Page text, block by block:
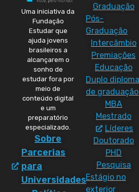
Uma iniciativa da
Fundação
Estudar que
ajuda jovens
brasileiros a
alcançarem o
sonho de
estudar fora por
meio de
conteúdo digital
e um
preparatório
especializado.
Sobre
Parcerias
para
Universidades
Graduação
Pós-
Graduação
Intercâmbio
Premiações
Educação
Duplo diploma
de graduação
MBA
Mestrado
Líderes
Doutorado
PHD
Pesquisa
Estágio no
exterior